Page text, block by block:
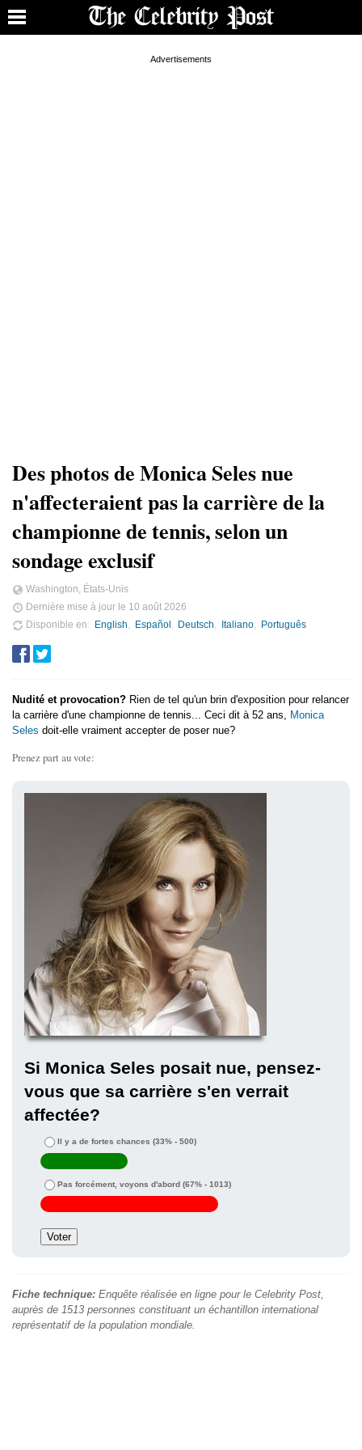
Des photos de Monica Seles nue
n'affecteraient pas la carrière de la
championne de tennis, selon un
sondage exclusif
Washington, États-Unis
Dernière mise à jour le 10 août 2026
Disponible en
English Español Deutsch Italiano Português
Nudité et provocation? Rien de tel qu'un brin d'exposition pour relancer
la carrière d'une championne de tennis... Ceci dit à 52 ans, Monica
Seles doit-elle vraiment accepter de poser nue?
Prenez part au vote:
Si Monica Seles posait nue, pensez-
vous que sa carrière s'en verrait
affectée?
Il y a de fortes chances (33% - 500)
Pas forcément, voyons d'abord (67% - 1013)
Fiche technique: Enquête réalisée en ligne pour le Celebrity Post,
auprès de 1513 personnes constituant un échantillon international
représentatif de la population mondiale.